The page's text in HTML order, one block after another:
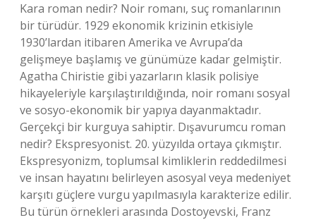
Kara roman nedir? Noir romanı, suç romanlarının
bir türüdür. 1929 ekonomik krizinin etkisiyle
1930’lardan itibaren Amerika ve Avrupa’da
gelişmeye başlamış ve günümüze kadar gelmiştir.
Agatha Chiristie gibi yazarların klasik polisiye
hikayeleriyle karşılaştırıldığında, noir romanı sosyal
ve sosyo-ekonomik bir yapıya dayanmaktadır.
Gerçekçi bir kurguya sahiptir. Dışavurumcu roman
nedir? Ekspresyonist. 20. yüzyılda ortaya çıkmıştır.
Ekspresyonizm, toplumsal kimliklerin reddedilmesi
ve insan hayatını belirleyen asosyal veya medeniyet
karşıtı güçlere vurgu yapılmasıyla karakterize edilir.
Bu türün örnekleri arasında Dostoyevski, Franz